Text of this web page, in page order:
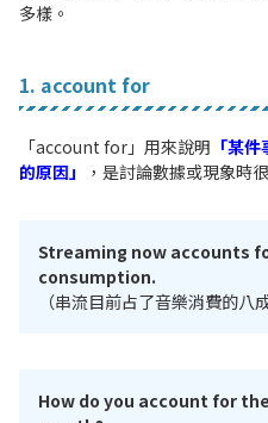
多樣。
1. account for
「account for」用來說明 「某
的原因」
，是討論數據或現象時
Streaming now accounts
consumption.
（串流目前占了音樂消費的八
How do you account for